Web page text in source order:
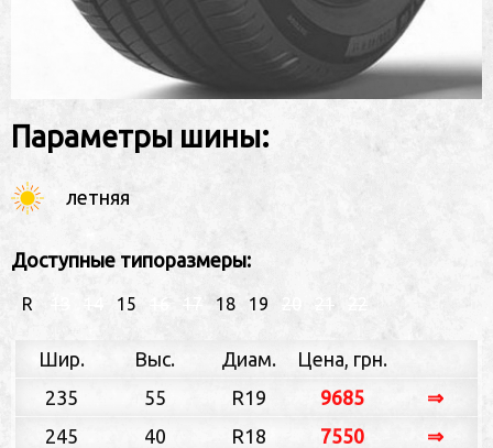
Параметры шины:
летняя
Доступные типоразмеры:
R 15 18 19 21
Шир. Выс. Диам.
Цена, грн.
235
55 R19 9685
⇒
245
40 R18 7550
⇒